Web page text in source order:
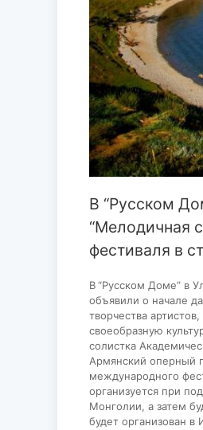
В “Русском
“Мелодичная
фестиваля в
В“Русском Доме” в
объявили о начале
творчества
своеобразную
солистка
Армянский оперный
международного
организуется при
Монголии, а затем
будет организован в